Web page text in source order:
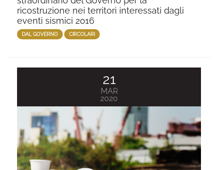
ricostruzione nei territori interessati dagli
eventi sismici 2016
DAL GOVERNO CIRCOLARI
21
MAR
2020